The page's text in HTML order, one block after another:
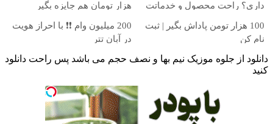
داری؟ راحت محصول و خدماتت
هزار تومان هم جایزه بگیر
100 هزار تومن پاداش بگیر | ثبت
نام کن
200 میلیون وام ❗❗ با احراز هویت
در آبان تتر
دانلود از جلوه موزیک نیم بها و نصف حجم می باشد پس راحت دانلود
کنید